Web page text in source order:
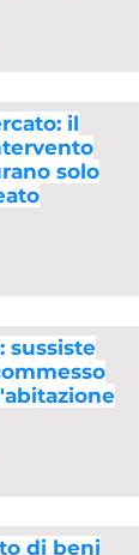
il
solo
sussiste
di beni